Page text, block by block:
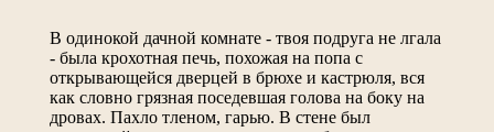
В одинокой дачной комнате - твоя подруга не лгала
- была крохотная печь, похожая на попа с
открывающейся дверцей в брюхе и кастрюля, вся
как словно грязная поседевшая голова на боку на
дровах. Пахло тленом, гарью. В стене был